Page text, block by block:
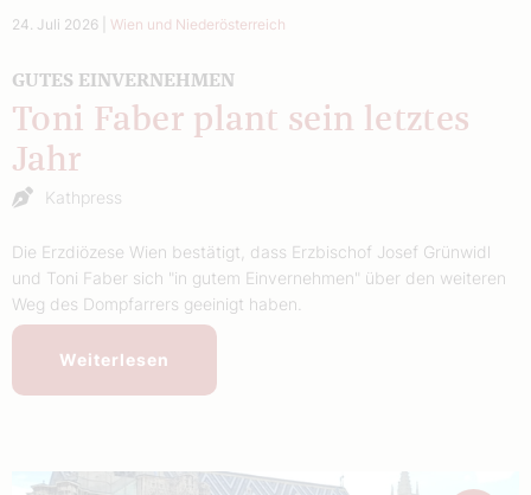
24. Juli 2026 Wien und Niederösterreich
GUTES EINVERNEHMEN
Toni Faber plant sein letztes
Jahr
Kathpress
Die Erzdiözese Wien bestätigt, dass Erzbischof Josef Grünwidl
und Toni Faber sich "in gutem Einvernehmen" über den weiteren
Weg des Dompfarrers geeinigt haben.
Weiterlesen